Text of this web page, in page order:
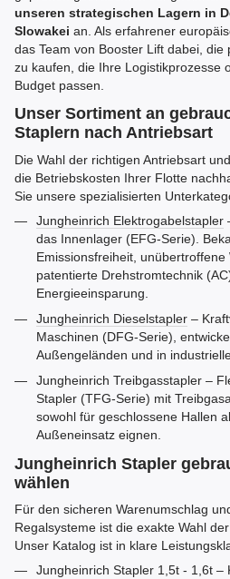
unseren strategischen Lagern in
Slowakei an. Als erfahrener
das Team von Booster Lift dabei,
zu kaufen, die Ihre Logistikprozesse
Budget passen.
Unser Sortiment an
Staplern nach Antriebsart
Die Wahl der richtigen Antriebsart
die Betriebskosten Ihrer Flotte
Sie unsere spezialisierten
Jungheinrich Elektrogabelstapler
das Innenlager (EFG-Serie).
Emissionsfreiheit,
patentierte Drehstromtechnik
Energieeinsparung.
Jungheinrich Dieselstapler –
Maschinen (DFG-Serie),
Außengeländen und in
Jungheinrich Treibgasstapler –
Stapler (TFG-Serie) mit
sowohl für geschlossene Hallen
Außeneinsatz eignen.
Jungheinrich Stapler
wählen
Für den sicheren Warenumschlag
Regalsysteme ist die exakte Wahl
Unser Katalog ist in klare
Jungheinrich Stapler 1,5t - 1,6t –